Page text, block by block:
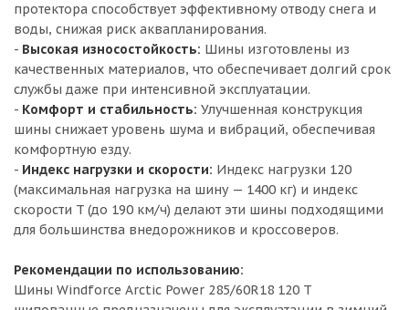
протектора способствует эффективному отводу снега и
воды, снижая риск аквапланирования.
- Высокая износостойкость: Шины изготовлены из
качественных материалов, что обеспечивает долгий срок
службы даже при интенсивной эксплуатации.
- Комфорт и стабильность: Улучшенная конструкция
шины снижает уровень шума и вибраций, обеспечивая
комфортную езду.
- Индекс нагрузки и скорости: Индекс нагрузки 120
(максимальная нагрузка на шину — 1400 кг) и индекс
скорости T (до 190 км/ч) делают эти шины подходящими
для большинства внедорожников и кроссоверов.
Рекомендации по использованию:
Шины Windforce Arctic Power 285/60R18 120 T